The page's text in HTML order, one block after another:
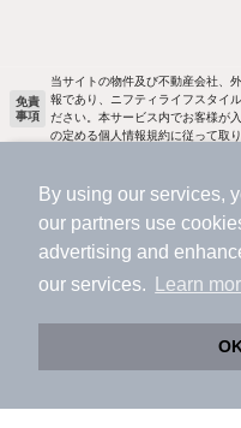
By using our services,
our partners use
advertising and
our services.
Learn
より使
アプリ
サクサク
免責
事項
当サイトの物件及び不動産会社、
報であり、ニフティライフスタイ
ださい。本サービス内でお客様が
の定める個人情報規約に従って取り
ニフティ不動産
賃貸